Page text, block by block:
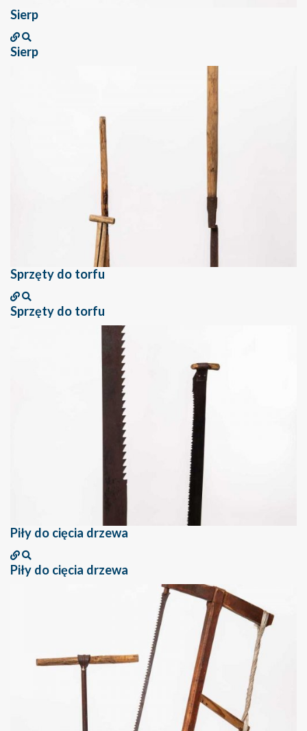
Sierp
Sierp
Sprzęty do torfu
Sprzęty do torfu
Piły do cięcia drzewa
Piły do cięcia drzewa